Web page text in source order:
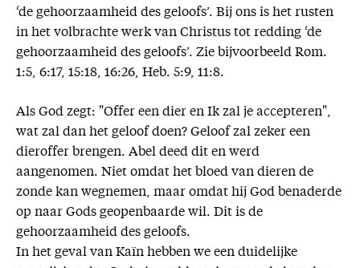
‘de gehoorzaamheid des geloofs’. Bij ons is het rusten
in het volbrachte werk van Christus tot redding ‘de
gehoorzaamheid des geloofs’. Zie bijvoorbeeld Rom.
1:5, 6:17, 15:18, 16:26, Heb. 5:9, 11:8.
Als God zegt: "Offer een dier en Ik zal je accepteren",
wat zal dan het geloof doen? Geloof zal zeker een
dieroffer brengen. Abel deed dit en werd
aangenomen. Niet omdat het bloed van dieren de
zonde kan wegnemen, maar omdat hij God benaderde
op naar Gods geopenbaarde wil. Dit is de
gehoorzaamheid des geloofs.
In het geval van Kaïn hebben we een duidelijke